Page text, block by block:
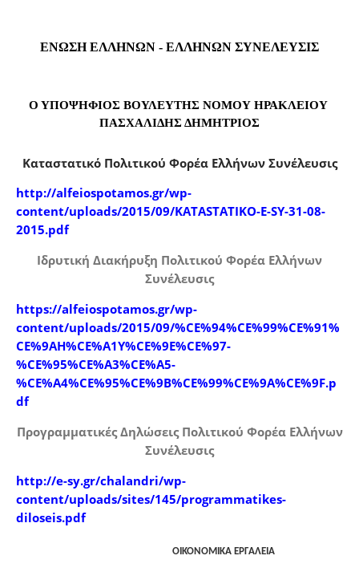
ΕΝΩΣΗ ΕΛΛΗΝΩΝ - ΕΛΛΗΝΩΝ ΣΥΝΕΛΕΥΣΙΣ
Ο ΥΠΟΨΗΦΙΟΣ ΒΟΥΛΕΥΤΗΣ ΝΟΜΟΥ ΗΡΑΚΛΕΙΟΥ
ΠΑΣΧΑΛΙΔΗΣ ΔΗΜΗΤΡΙΟΣ
Καταστατικό Πολιτικού Φορέα Ελλήνων Συνέλευσις
http://alfeiospotamos.gr/wp-
content/uploads/2015/09/KATASTATIKO-E-SY-31-08-
2015.pdf
Ιδρυτική Διακήρυξη Πολιτικού Φορέα Ελλήνων
Συνέλευσις
https://alfeiospotamos.gr/wp-
content/uploads/2015/09/%CE%94%CE%99%CE%91%
CE%9AH%CE%A1Y%CE%9E%CE%97-
%CE%95%CE%A3%CE%A5-
%CE%A4%CE%95%CE%9B%CE%99%CE%9A%CE%9F.p
df
Προγραμματικές Δηλώσεις Πολιτικού Φορέα Ελλήνων
Συνέλευσις
http://e-sy.gr/chalandri/wp-
content/uploads/sites/145/programmatikes-
diloseis.pdf
ΟΙΚΟΝΟΜΙΚΑ ΕΡΓΑΛΕΙΑ